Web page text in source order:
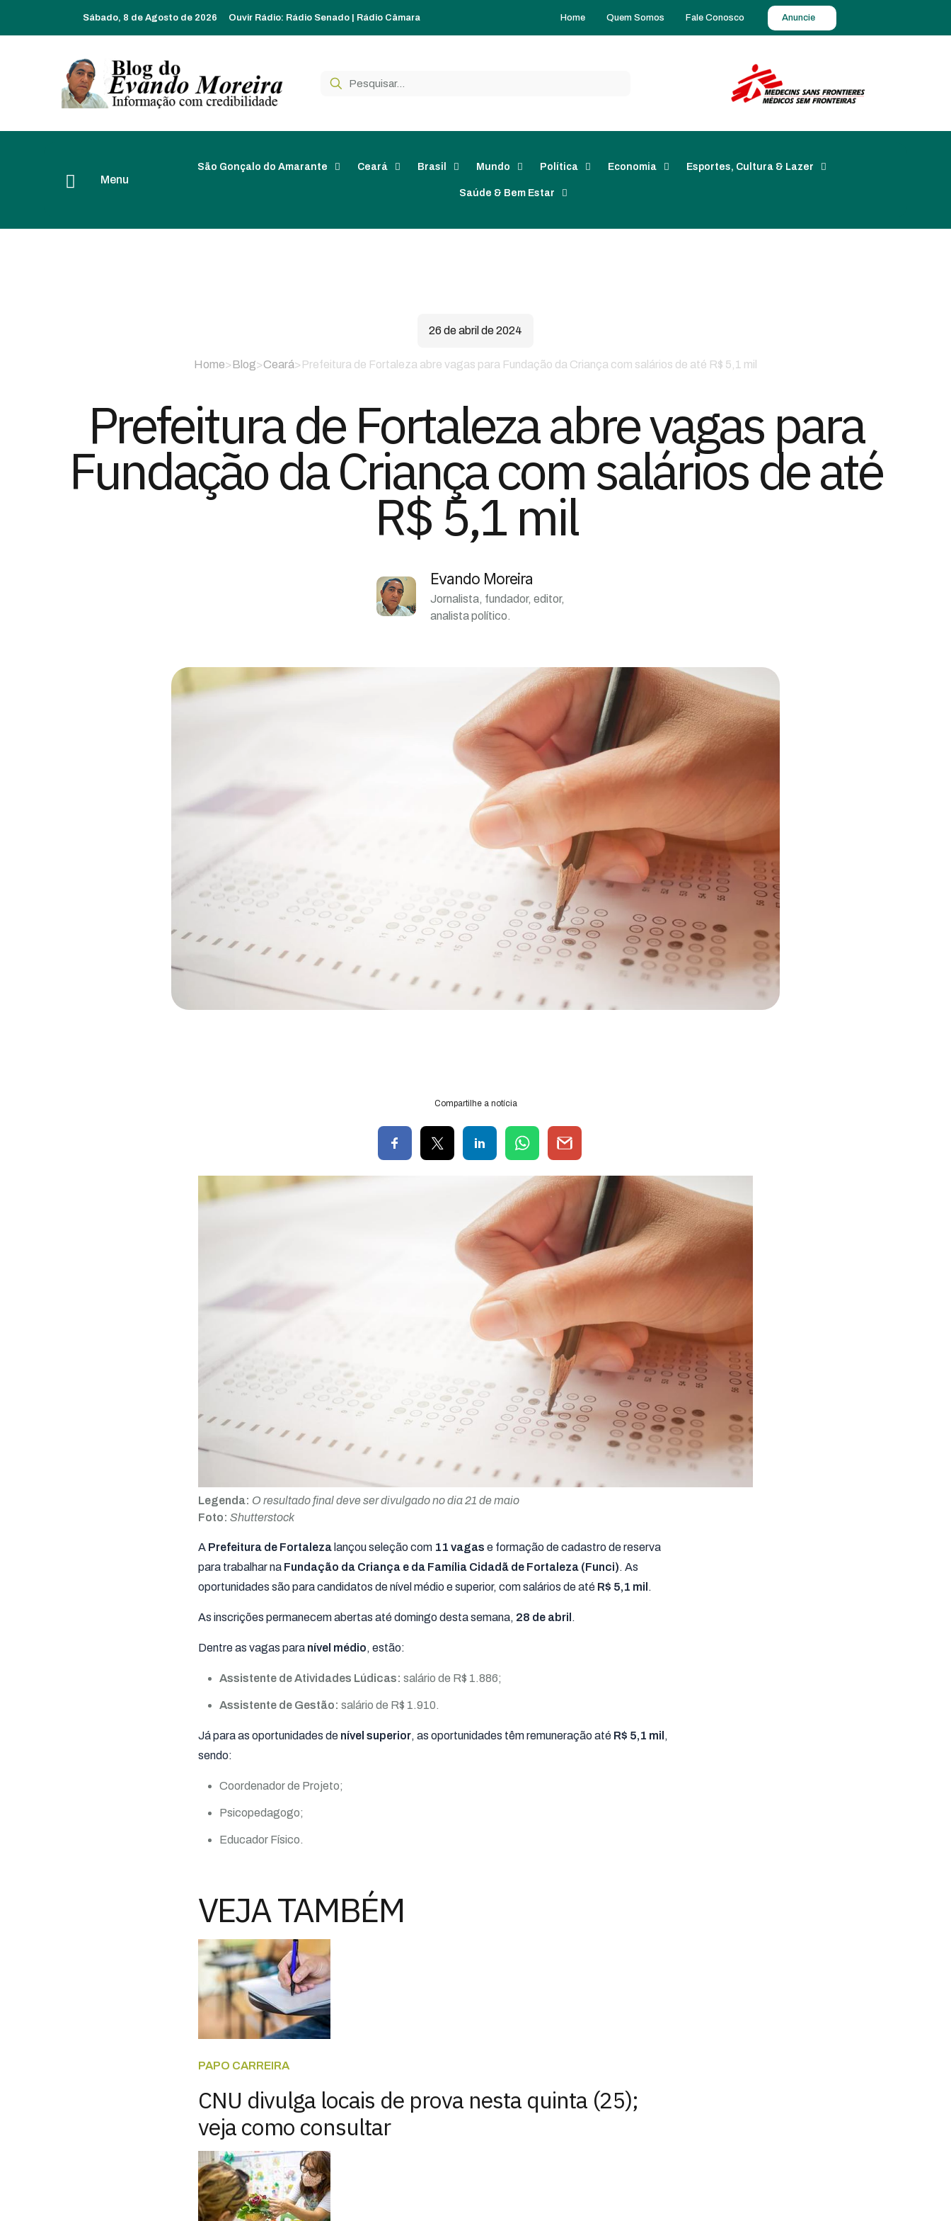
Sábado, 8 de Agosto de 2026 Ouvir Rádio: Rádio Senado Rádio Câmara Home Quem Somos Fale Conosco Anuncie
Menu
São Gonçalo do Amarante Ceará Brasil Mundo Política Economia Esportes, Cultura & Lazer
Saúde & Bem Estar
26 de abril de 2024
Home> Blog>Ceará> Prefeitura de Fortaleza abre vagas para Fundação da Criança com salários de até R$ 5,1 mil
Prefeitura de Fortaleza abre vagas para
Fundação da Criança com salários de até
R$ 5,1 mil
Evando Moreira
Jornalista, fundador, editor,
analista político.
Compartilhe a notícia
Legenda: O resultado final deve ser divulgado no dia 21 de maio
Foto: Shutterstock
A Prefeitura de Fortaleza lançou seleção com 11 vagas e formação de cadastro de reserva
para trabalhar na Fundação da Criança e da Família Cidadã de Fortaleza (Funci). As
oportunidades são para candidatos de nível médio e superior, com salários de até R$ 5,1 mil .
As inscrições permanecem abertas até domingo desta semana, 28 de abril .
Dentre as vagas para nível médio, estão:
Assistente de Atividades Lúdicas: salário de R$ 1.886;
Assistente de Gestão: salário de R$ 1.910.
Já para as oportunidades de nível superior, as oportunidades têm remuneração até R$ 5,1 mil ,
sendo:
Coordenador de Projeto;
Psicopedagogo;
Educador Físico.
VEJA TAMBÉM
PAPO CARREIRA
CNU divulga locais de prova nesta quinta (25);
veja como consultar